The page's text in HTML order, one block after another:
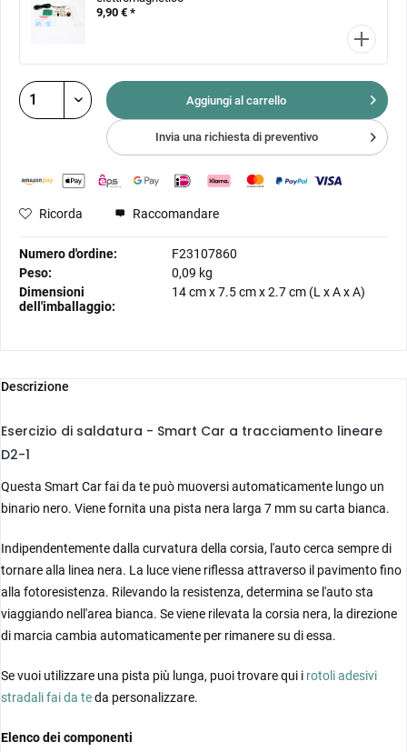
9,90 € *
Aggiungi al carrello
Invia una richiesta di preventivo
Ricorda Raccomandare
Numero d'ordine:
F23107860
Peso:
0,09 kg
Dimensioni
dell'imballaggio:
14 cmx7.5 cmx2.7 cm (L x A x A)
Descrizione
Esercizio di saldatura - Smart Car a tracciamento lineare
D2-1
Questa Smart Car fai da te può muoversi automaticamente lungo un
binario nero. Viene fornita una pista nera larga 7 mm su carta bianca.
Indipendentemente dalla curvatura della corsia, l'auto cerca sempre di
tornare alla linea nera. La luce viene riflessa attraverso il pavimento fino
alla fotoresistenza. Rilevando la resistenza, determina se l'auto sta
viaggiando nell'area bianca. Se viene rilevata la corsia nera, la direzione
di marcia cambia automaticamente per rimanere su di essa.
Se vuoi utilizzare una pista più lunga, puoi trovare qui i rotoli adesivi
stradali fai da teda personalizzare.
Elenco dei componenti